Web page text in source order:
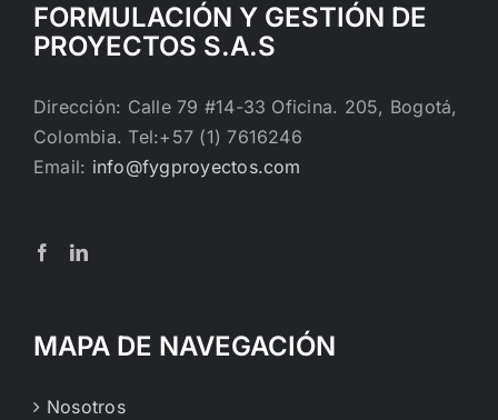
FORMULACIÓN Y GESTIÓN DE
PROYECTOS S.A.S
Dirección: Calle 79 #14-33 Oficina. 205, Bogotá,
Colombia. Tel:+57 (1) 7616246
Email: info@fygproyectos.com
MAPA DE NAVEGACIÓN
Nosotros